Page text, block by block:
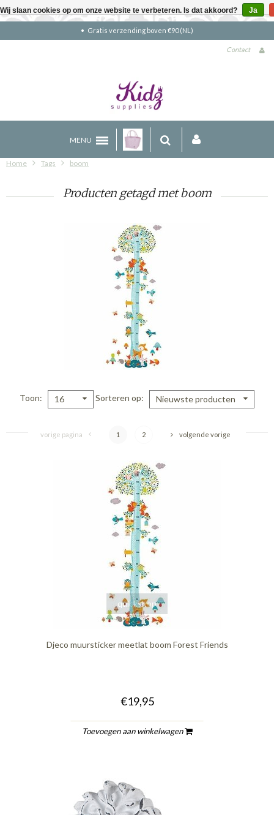
Gratis verzending boven €90 (NL)
Contact
MENU
Home Tags boom
Producten getagd met boom
Toon 16 Sorteren op Nieuwste producten
vorige pagina 1 2 volgende vorige
quickshop
Djeco muursticker meetlat boom Forest Friends
€19,95
Toevoegen aan winkelwagen
Wij slaan cookies op om onze website te verbeteren. Is dat akkoord? Ja